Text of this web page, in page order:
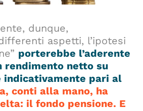
dunque,
aspetti, l’ipotesi
porterebbe l’aderente
rendimento netto su
indicativamente pari al
conti alla mano, ha
il fondo pensione. E